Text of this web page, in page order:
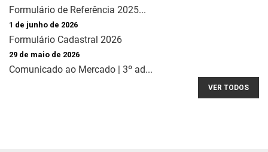
Formulário de Referência 2025...
1 de junho de 2026
Formulário Cadastral 2026
29 de maio de 2026
Comunicado ao Mercado | 3º ad...
VER TODOS